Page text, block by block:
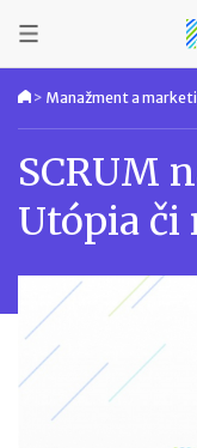
> Manažment a
SCRUM
Utópia či